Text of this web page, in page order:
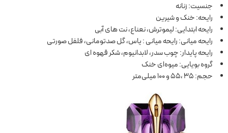
جنسیت: زنانه
رایحه: خنک و شیرین
رایحه ابتدایی: لیموترش، نعناع، نت های آبی
رایحه میانی: رایحه میانی : یاس، گل صدتومانی، فلفل صورتی
رایحه پایدار: چوب سدر، لابدانیوم، شکر قهوه ای
گروه بویایی: میوه‌ای خنک
حجم: 35 ،55 و 100 میلی‌متر